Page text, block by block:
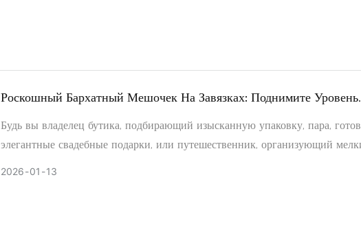
Роскошный Бархатный Мешочек На Завязках: Поднимите Уровень
Качеству.
Будь вы владелец бутика, подбирающий изысканную упаковку, пара,
элегантные свадебные подарки, или путешественник, организующий
2026 01 13